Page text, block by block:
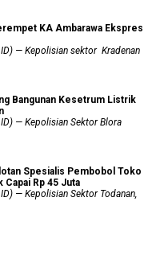
KA Ambarawa Ekspres
— Kepolisian sektor Kradenan
Bangunan Kesetrum Listrik
— Kepolisian Sektor Blora
Spesialis Pembobol Toko
Capai Rp 45 Juta
— Kepolisian Sektor Todanan,